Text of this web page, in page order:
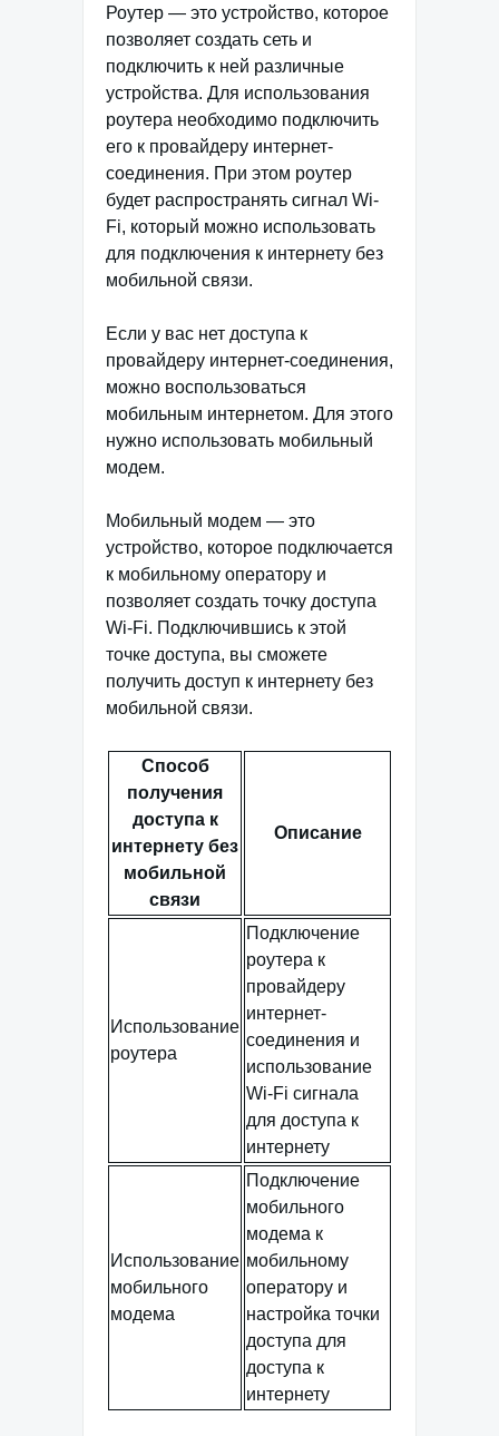
Роутер — это устройство, которое
позволяет создать сеть и
подключить к ней различные
устройства. Для использования
роутера необходимо подключить
его к провайдеру интернет-
соединения. При этом роутер
будет распространять сигнал Wi-
Fi, который можно использовать
для подключения к интернету без
мобильной связи.
Если у вас нет доступа к
провайдеру интернет-соединения,
можно воспользоваться
мобильным интернетом. Для этого
нужно использовать мобильный
модем.
Мобильный модем — это
устройство, которое подключается
к мобильному оператору и
позволяет создать точку доступа
Wi-Fi. Подключившись к этой
точке доступа, вы сможете
получить доступ к интернету без
мобильной связи.
Способ
получения
доступа к
интернету без
мобильной
связи
Описание
Использование
роутера
Подключение
роутера к
провайдеру
интернет-
соединения и
использование
Wi-Fi сигнала
для доступа к
интернету
Использование
мобильного
модема
Подключение
мобильного
модема к
мобильному
оператору и
настройка точки
доступа для
доступа к
интернету